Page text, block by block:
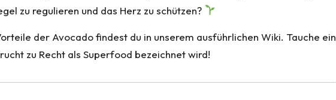
zu regulieren und das Herz zu schützen?
der Avocado findest du in unserem ausführlichen Wiki. Tauche ein
zu Recht als Superfood bezeichnet wird!